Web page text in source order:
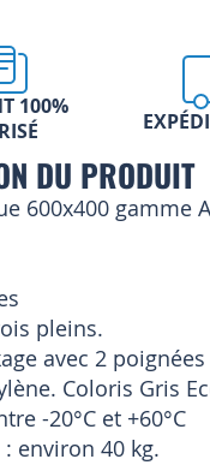
100%
DU PRODUIT
600x400 gamme
pleins.
avec 2
Coloris Gris
-20°C et +60°C
environ 40 kg.